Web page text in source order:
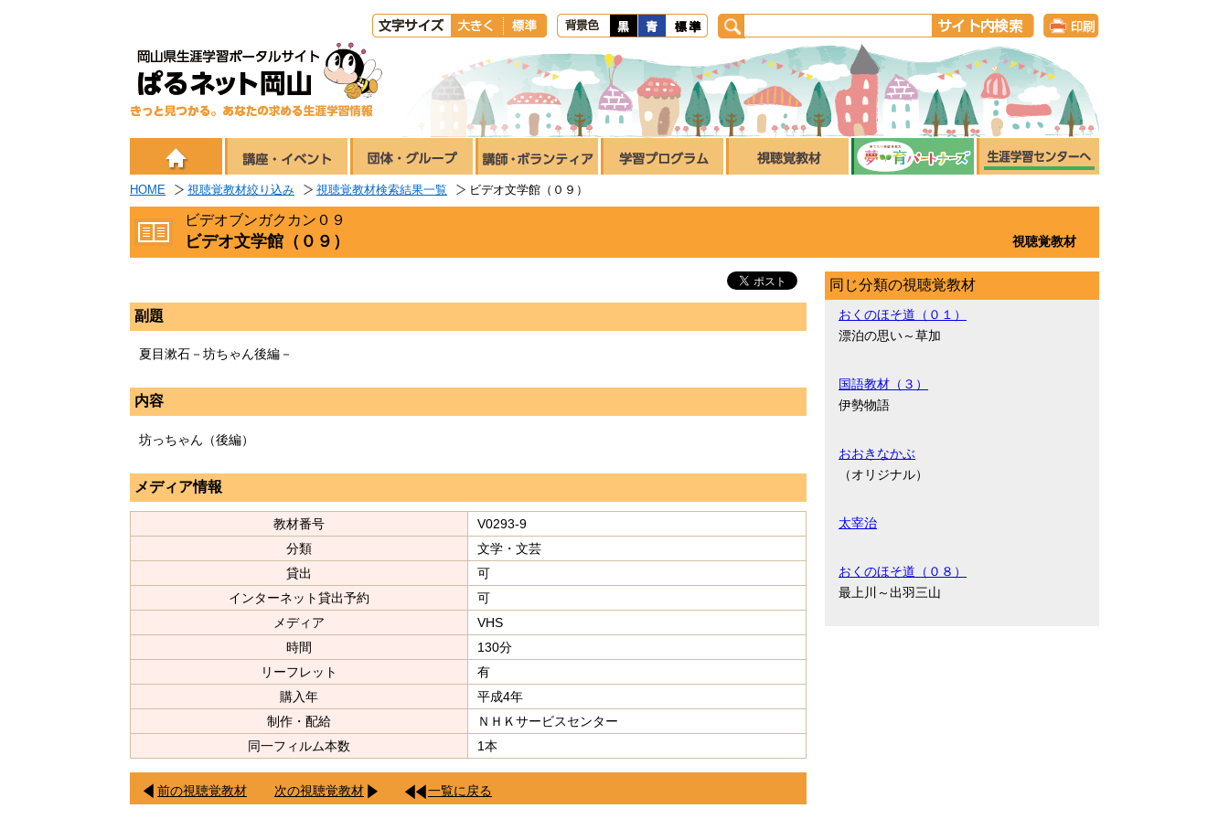
HOME 視聴覚教材絞り込み 視聴覚教材検索結果一覧 ビデオ文学館（０９）
ビデオブンガクカン０９
ビデオ文学館（０９） 視聴覚教材
副題
夏目漱石－坊ちゃん後編－
内容
坊っちゃん（後編）
メディア情報
教材番号
V0293-9
分類
文学・文芸
貸出
可
インターネット貸出予約
可
メディア
VHS
時間
130分
リーフレット
有
購入年
平成4年
制作・配給
ＮＨＫサービスセンター
同一フィルム本数
1本
前の視聴覚教材 次の視聴覚教材 一覧に戻る
同じ分類の視聴覚教材
おくのほそ道（０１）
漂泊の思い～草加
国語教材（３）
伊勢物語
おおきなかぶ
（オリジナル）
太宰治
おくのほそ道（０８）
最上川～出羽三山